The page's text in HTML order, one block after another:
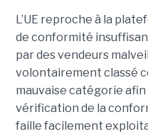
L’UE reproche à la
de conformité
par des vendeurs
volontairement classé
mauvaise catégorie afin
vérification de la
faille facilement